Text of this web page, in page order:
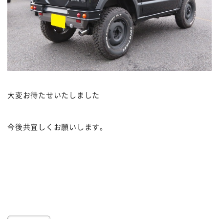
大変お待たせいたしました
今後共宜しくお願いします。